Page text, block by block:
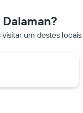
um destes locais